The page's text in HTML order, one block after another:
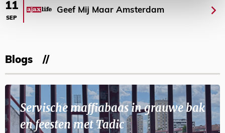
11
SEP
Geef Mij Maar Amsterdam
Blogs
Servische maffiabaas in grauwe bak
en feesten met Tadic